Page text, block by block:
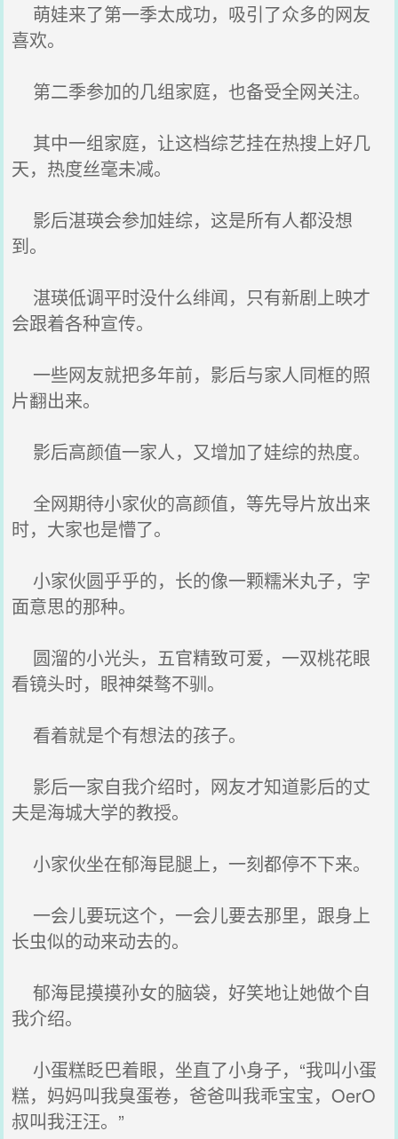
萌娃来了第一季太成功，吸引了众多的网友
喜欢。
第二季参加的几组家庭，也备受全网关注。
其中一组家庭，让这档综艺挂在热搜上好几
天，热度丝毫未减。
影后湛瑛会参加娃综，这是所有人都没想
到。
湛瑛低调平时没什么绯闻，只有新剧上映才
会跟着各种宣传。
一些网友就把多年前，影后与家人同框的照
片翻出来。
影后高颜值一家人，又增加了娃综的热度。
全网期待小家伙的高颜值，等先导片放出来
时，大家也是懵了。
小家伙圆乎乎的，长的像一颗糯米丸子，字
面意思的那种。
圆溜的小光头，五官精致可爱，一双桃花眼
看镜头时，眼神桀骜不驯。
看着就是个有想法的孩子。
影后一家自我介绍时，网友才知道影后的丈
夫是海城大学的教授。
小家伙坐在郁海昆腿上，一刻都停不下来。
一会儿要玩这个，一会儿要去那里，跟身上
长虫似的动来动去的。
郁海昆摸摸孙女的脑袋，好笑地让她做个自
我介绍。
小蛋糕眨巴着眼，坐直了小身子，“我叫小蛋
糕，妈妈叫我臭蛋卷，爸爸叫我乖宝宝，OerO
叔叫我汪汪。”